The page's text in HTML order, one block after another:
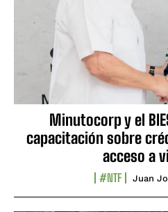
Minutocorp y el
capacitación sobre
acceso a
#NTF Juan